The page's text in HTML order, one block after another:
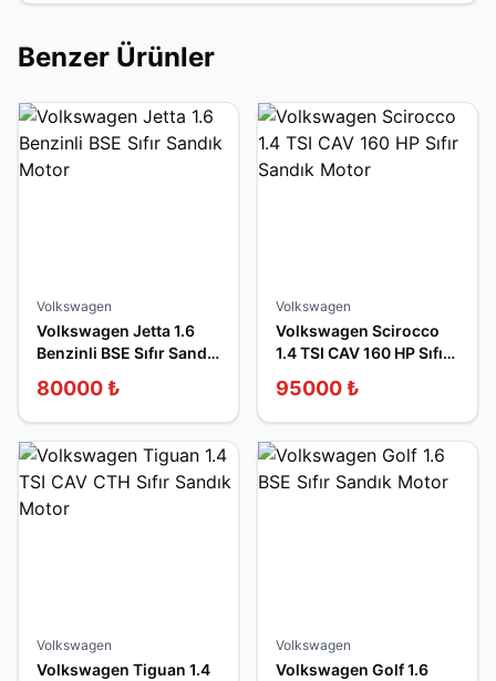
Benzer Ürünler
Volkswagen
Volkswagen Jetta 1.6
Benzinli BSE Sıfır Sandık
80000 ₺
Volkswagen
Volkswagen Scirocco
1.4 TSI CAV 160 HP Sıfır
95000 ₺
Volkswagen
Volkswagen Tiguan 1.4
Volkswagen
Volkswagen Golf 1.6